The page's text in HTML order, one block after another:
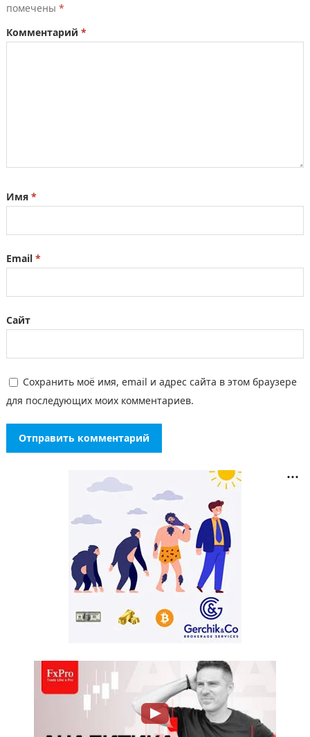
помечены *
Комментарий *
Имя *
Email *
Сайт
Сохранить моё имя, email и адрес сайта в этом браузере
для последующих моих комментариев.